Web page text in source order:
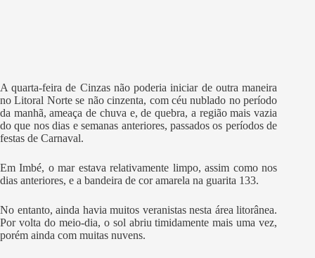
A quarta-feira de Cinzas não poderia iniciar de outra maneira
no Litoral Norte se não cinzenta, com céu nublado no período
da manhã, ameaça de chuva e, de quebra, a região mais vazia
do que nos dias e semanas anteriores, passados os períodos de
festas de Carnaval.
Em Imbé, o mar estava relativamente limpo, assim como nos
dias anteriores, e a bandeira de cor amarela na guarita 133.
No entanto, ainda havia muitos veranistas nesta área litorânea.
Por volta do meio-dia, o sol abriu timidamente mais uma vez,
porém ainda com muitas nuvens.